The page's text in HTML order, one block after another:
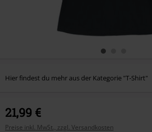
Hier findest du mehr aus der Kategorie "T-Shirt"
21,99 €
Preise inkl. MwSt., zzgl. Versandkosten